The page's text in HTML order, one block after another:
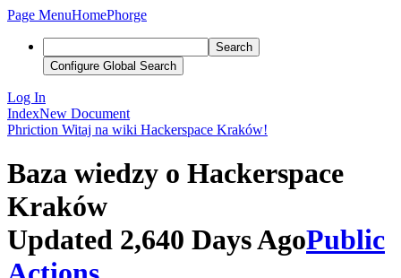
Page MenuHomePhorge
Search
Configure Global Search
Log In
IndexNew Document
Phriction Witaj na wiki Hackerspace Kraków!
Baza wiedzy o Hackerspace
Kraków
Updated 2,640 Days AgoPublic